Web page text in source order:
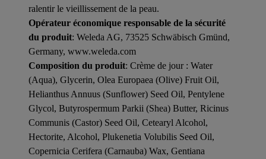
ralentir le vieillissement de la peau.
Opérateur économique responsable de la sécurité
du produit: Weleda AG, 73525 Schwäbisch Gmünd,
Germany, www.weleda.com
Composition du produit: Crème de jour : Water
(Aqua), Glycerin, Olea Europaea (Olive) Fruit Oil,
Helianthus Annuus (Sunflower) Seed Oil, Pentylene
Glycol, Butyrospermum Parkii (Shea) Butter, Ricinus
Communis (Castor) Seed Oil, Cetearyl Alcohol,
Hectorite, Alcohol, Plukenetia Volubilis Seed Oil,
Copernicia Cerifera (Carnauba) Wax, Gentiana